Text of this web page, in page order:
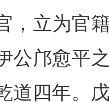
，立为官
公邝愈平
道四年。